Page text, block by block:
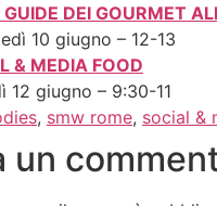
GUIDE DEI GOURMET
10 giugno – 12-13
& MEDIA FOOD
12 giugno – 9:30-11
, smw rome, social &
un